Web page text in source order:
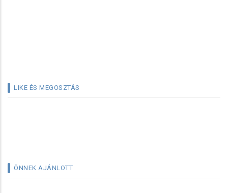
LIKE ÉS MEGOSZTÁS
ÖNNEK AJÁNLOTT